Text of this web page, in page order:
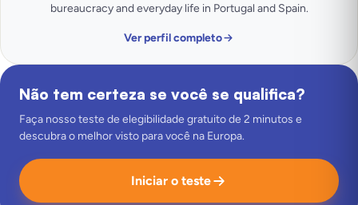
bureaucracy and everyday life in Portugal and Spain.
Ver perfil completo
Não tem certeza se você se qualifica?
Faça nosso teste de elegibilidade gratuito de 2 minutos e
descubra o melhor visto para você na Europa.
Iniciar o teste